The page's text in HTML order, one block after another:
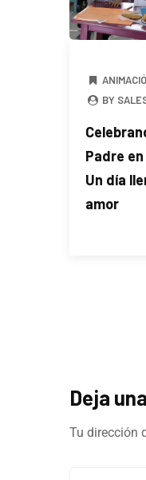
BY
Padre
Un día
amor
Deja
Tu dirección